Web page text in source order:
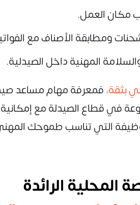
مكان العمل.
ومطابقة الأصناف مع
المهنية داخل الصيدلية.
بثقة،فمعرفة مهام مساعد
في قطاع الصيدلة مع
التي تناسب طموحك